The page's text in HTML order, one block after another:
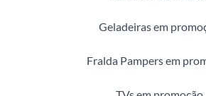
Geladeiras em
Fralda Pampers em